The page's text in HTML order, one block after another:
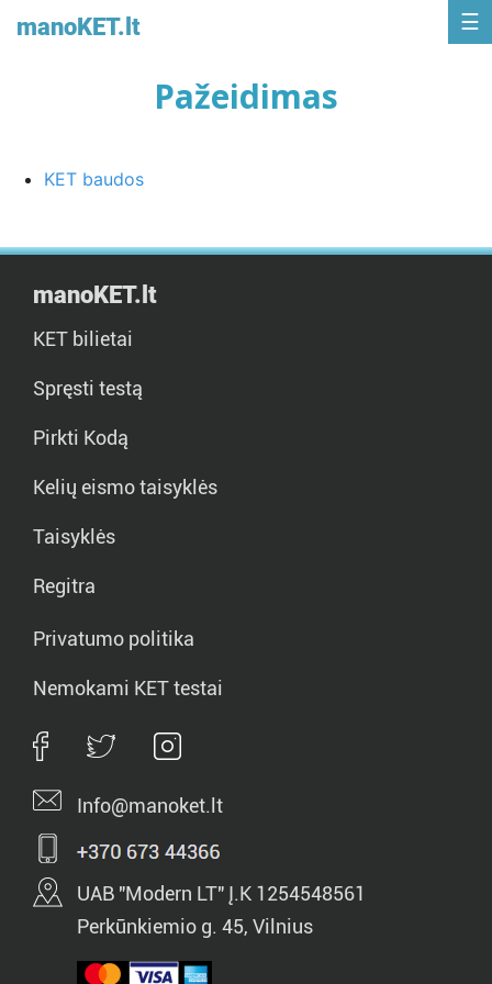
manoKET.lt
Pažeidimas
KET baudos
manoKET.lt
KET bilietai
Spręsti testą
Pirkti Kodą
Kelių eismo taisyklės
Taisyklės
Regitra
Privatumo politika
Nemokami KET testai
Info@manoket.lt
UAB "Modern LT" Į.K 1254548561
Perkūnkiemio g. 45, Vilnius